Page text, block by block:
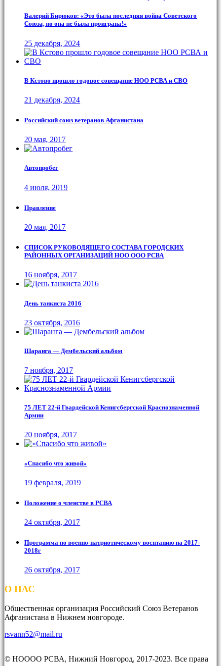
Валерий Бирюков: «Это была последняя война Советского
Союза, но она не была проиграна!»
25 декабря, 2024
В Кстово прошло годовое совещание НОО РСВА и СВО
21 декабря, 2024
Российский союз ветеранов Афганистана
20 мая, 2017
Автопробег
4 июля, 2019
Правление
20 мая, 2017
СПИСОК РУКОВОДЯЩЕГО СОСТАВА ГОРОДСКИХ
РАЙОННЫХ ОРГАНИЗАЦИЙ НОО ООО РСВА
16 ноября, 2017
День танкиста 2016
23 октября, 2016
Шаранга — Дембельский альбом
7 ноября, 2017
75 ЛЕТ 22-й Гвардейской Кенигсбергской Краснознаменной
Армии
20 ноября, 2017
«Спасибо что живой»
19 февраля, 2019
Положение о членстве в РСВА
24 октября, 2017
Программа по военно-патриотическому восптанию на 2017-
2018г
26 октября, 2017
О НАС
Общественная организация Российский Союз Ветеранов
Афганистана в Нижнем новгороде.
rsvann52@mail.ru
© НОООО РСВА, Нижний Новгород, 2017-2023. Все права